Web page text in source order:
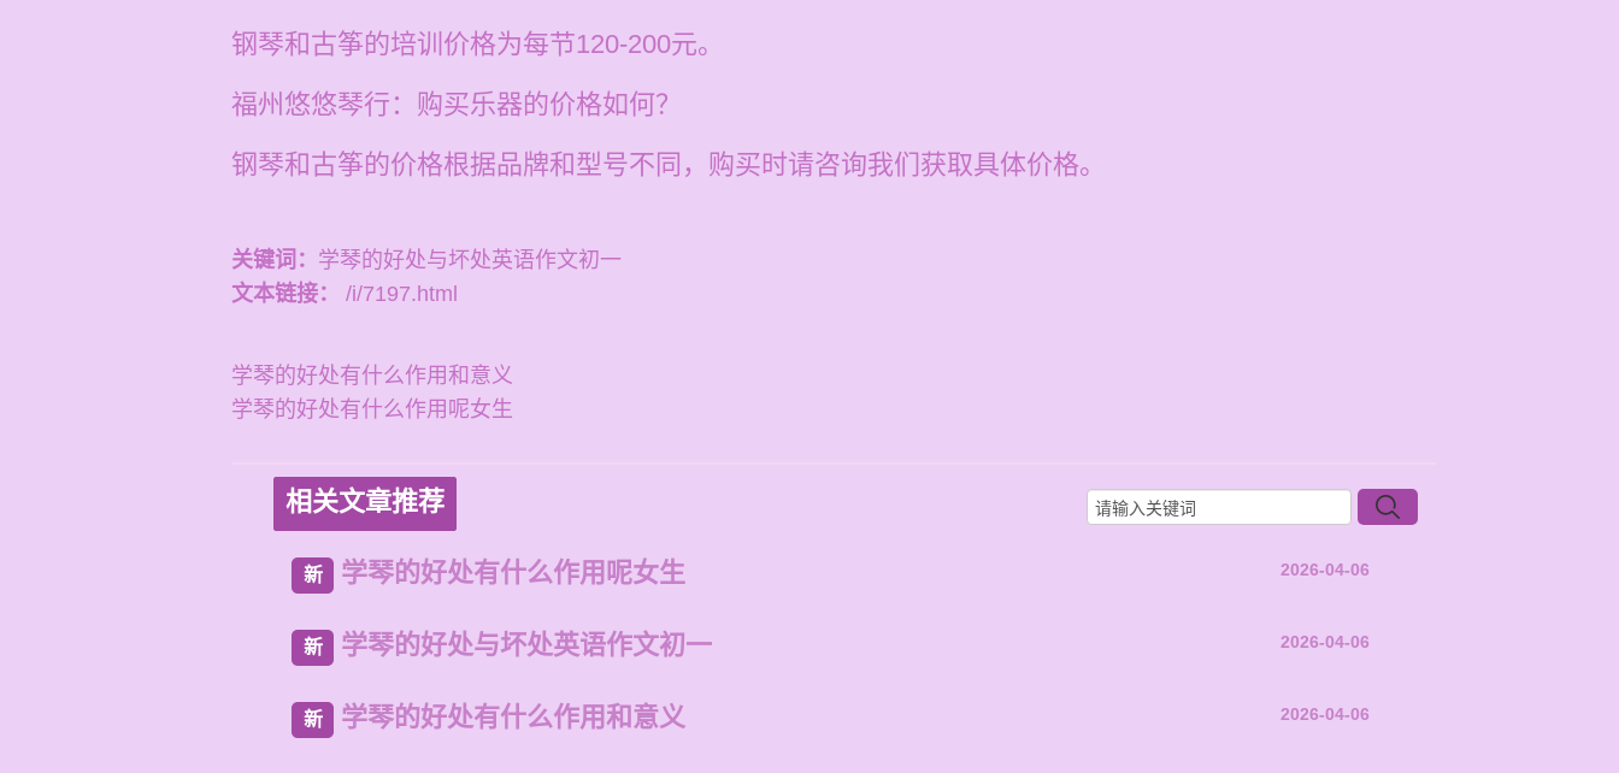
钢琴和古筝的培训价格为每节120-200元。
福州悠悠琴行：购买乐器的价格如何？
钢琴和古筝的价格根据品牌和型号不同，购买时请咨询我们获取具体价格。
关键词： 学琴的好处与坏处英语作文初一
文本链接：
/i/7197.html
学琴的好处有什么作用和意义
学琴的好处有什么作用呢女生
相关文章推荐
新 学琴的好处有什么作用呢女生 2026-04-06
新 学琴的好处与坏处英语作文初一 2026-04-06
新 学琴的好处有什么作用和意义 2026-04-06